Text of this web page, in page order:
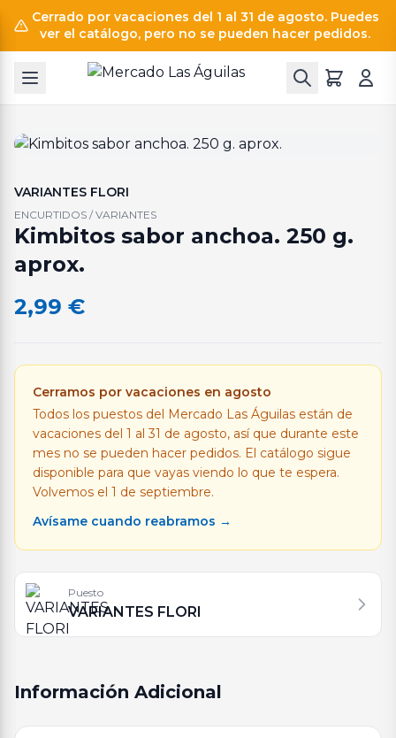
Cerrado por vacaciones del 1 al 31 de agosto. Puedes
ver el catálogo, pero no se pueden hacer pedidos.
VARIANTES FLORI
ENCURTIDOS / VARIANTES
Kimbitos sabor anchoa. 250 g.
aprox.
2,99 €
Cerramos por vacaciones en agosto
Todos los puestos del Mercado Las Águilas están de
vacaciones del 1 al 31 de agosto, así que durante este
mes no se pueden hacer pedidos. El catálogo sigue
disponible para que vayas viendo lo que te espera.
Volvemos el 1 de septiembre.
Avísame cuando reabramos →
Puesto
VARIANTES FLORI
Información Adicional